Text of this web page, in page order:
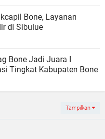
Bone, Layanan
di Sibulue
Bone Jadi Juara I
Tingkat Kabupaten Bone
Tampilkan